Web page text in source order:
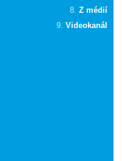
Z médií
Videokanál